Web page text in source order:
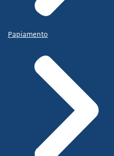
Papiamento